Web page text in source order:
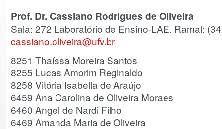
Prof. Dr. Cassiano Rodrigues de Oliveira
Sala: 272 Laboratório de Ensino-LAE. Ramal:
cassiano.oliveira@ufv.br
8251 Thaíssa Moreira Santos
8255 Lucas Amorim Reginaldo
8258 Vitória Isabella de Araújo
6459 Ana Carolina de Oliveira Moraes
6460 Angel de Nardi Filho
6469 Amanda Maria de Oliveira